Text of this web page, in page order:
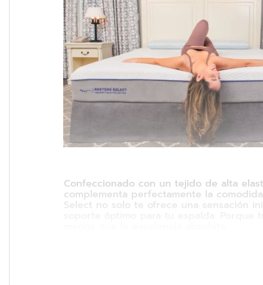
Confeccionado con un tejido de alta
complementa perfectamente la
Select no solo te ofrece una sensación